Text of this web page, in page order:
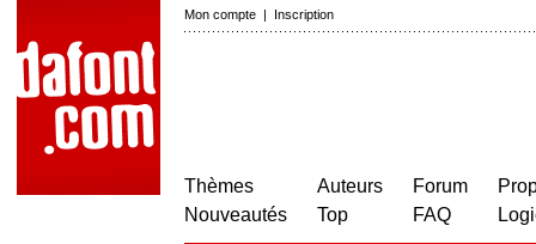
Mon compte | Inscription
Thèmes
Nouveautés
Auteurs
Top
Forum
FAQ